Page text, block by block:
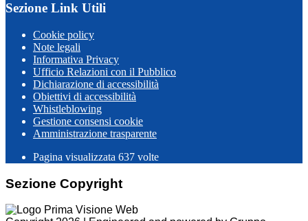
Sezione Link Utili
Cookie policy
Note legali
Informativa Privacy
Ufficio Relazioni con il Pubblico
Dichiarazione di accessibilità
Obiettivi di accessibilità
Whistleblowing
Gestione consensi cookie
Amministrazione trasparente
Pagina visualizzata 637 volte
Sezione Copyright